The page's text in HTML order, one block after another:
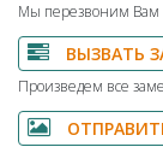
Мы перезвоним
ВЫЗВАТЬ
Произведем все